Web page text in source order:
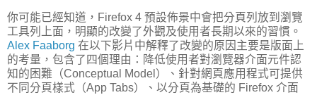
你可能已經知道，Firefox 4 預設佈景中會把分頁列放到瀏覽
工具列上面，明顯的改變了外觀及使用者長期以來的習慣。
Alex Faaborg 在以下影片中解釋了改變的原因主要是版面上
的考量，包含了四個理由：降低使用者對瀏覽器介面元件認
知的困難（Conceptual Model）、針對網頁應用程式可提供
不同分頁樣式（App Tabs）、以分頁為基礎的 Firefox 介面